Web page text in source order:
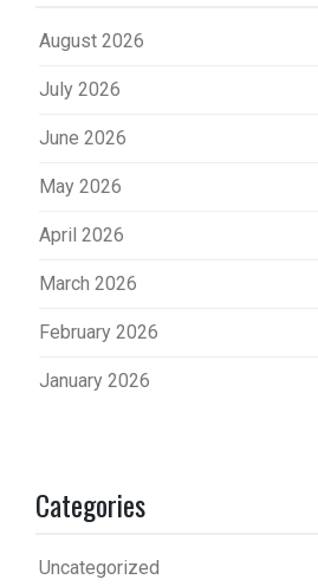
August 2026
July 2026
June 2026
May 2026
April 2026
March 2026
February 2026
January 2026
Categories
Uncategorized